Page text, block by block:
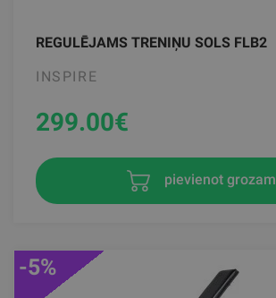
REGULĒJAMS TRENIŅU SOLS FLB2
INSPIRE
299.00€
pievienot grozam
-5%